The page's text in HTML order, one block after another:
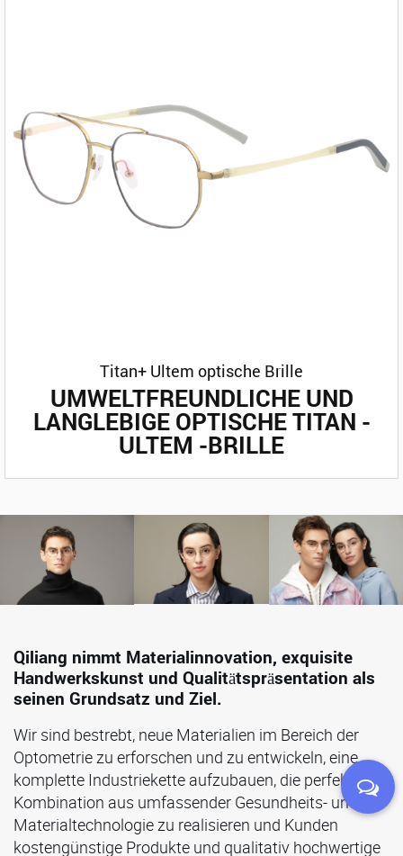
Titan+ Ultem optische Brille
UMWELTFREUNDLICHE UND
LANGLEBIGE OPTISCHE TITAN -
ULTEM -BRILLE
Qiliang nimmt Materialinnovation, exquisite
Handwerkskunst und Qualitätspräsentation als
seinen Grundsatz und Ziel.
Wir sind bestrebt, neue Materialien im Bereich der
Optometrie zu erforschen und zu entwickeln, eine
komplette Industriekette aufzubauen, die perfekte
Kombination aus umfassender Gesundheits- und
Materialtechnologie zu realisieren und Kunden
kostengünstige Produkte und qualitativ hochwertige